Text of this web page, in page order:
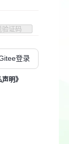
验证码
登录
声明》